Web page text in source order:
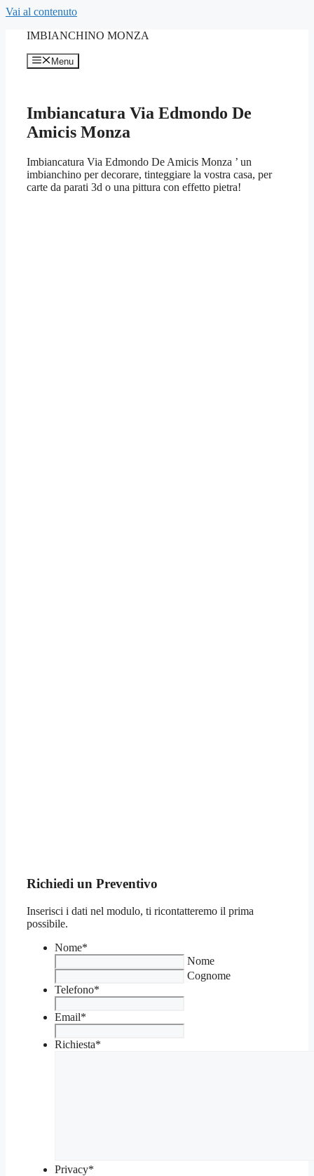
Vai al contenuto
IMBIANCHINO MONZA
Menu
Imbiancatura Via Edmondo De
Amicis Monza
Imbiancatura Via Edmondo De Amicis Monza ’ un
imbianchino per decorare, tinteggiare la vostra casa, per
carte da parati 3d o una pittura con effetto pietra!
Richiedi un Preventivo
Inserisci i dati nel modulo, ti ricontatteremo il prima
possibile.
Nome*
Nome
Cognome
Telefono*
Email*
Richiesta*
Privacy*